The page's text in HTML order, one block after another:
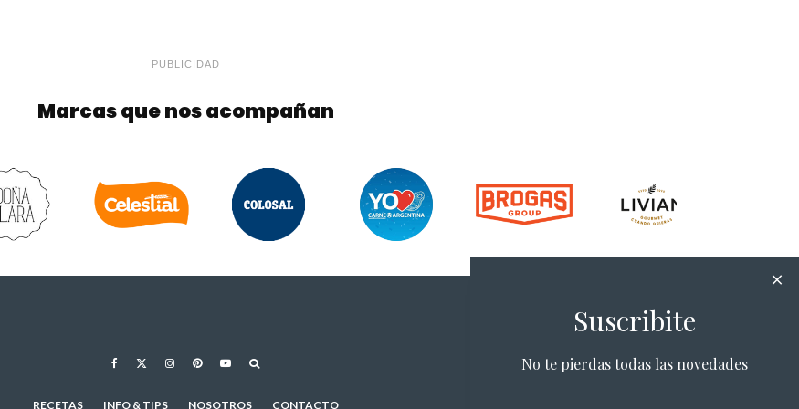
PUBLICIDAD
Marcas que nos acompañan
RECETAS INFO & TIPS NOSOTROS CONTACTO
Suscribite
No te pierdas todas las novedades